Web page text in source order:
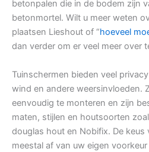
betonpalen die in de bodem zijn
betonmortel. Wilt u meer weten
plaatsen Lieshout of “hoeveel
dan verder om er veel meer over
Tuinschermen bieden veel
wind en andere weersinvloeden.
eenvoudig te monteren en zijn
maten, stijlen en houtsoorten
douglas hout en Nobifix. De
meestal af van uw eigen